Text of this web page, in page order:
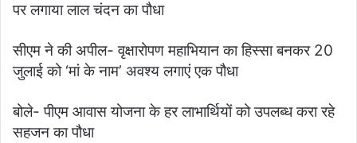
पर लगाया लाल चंदन का पौधा
सीएम ने की अपील- वृक्षारोपण महाभियान का हिस्सा बनकर 20
जुलाई को ‘मां के नाम’ अवश्य लगाएं एक पौधा
बोले- पीएम आवास योजना के हर लाभार्थियों को उपलब्ध करा रहे
सहजन का पौधा